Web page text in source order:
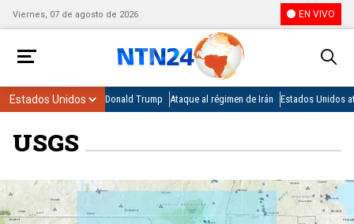
Viernes, 07 de agosto de 2026 EN VIVO
Donald Trump Ataque al régimen de Irán Estados Unidos
USGS